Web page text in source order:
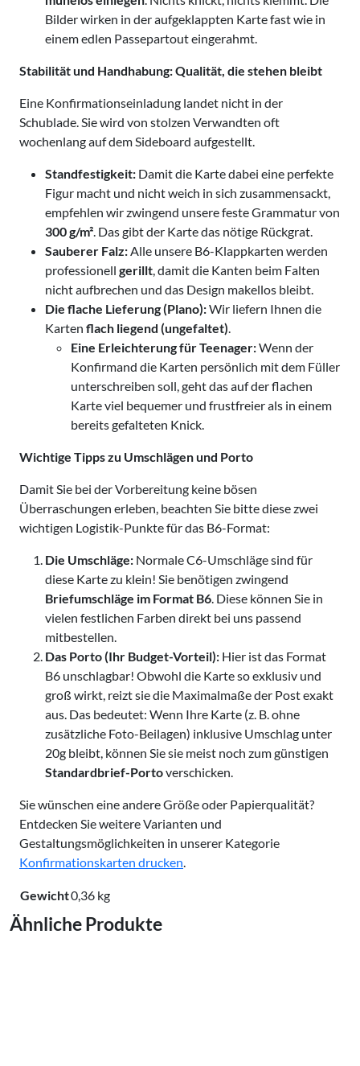
Bilder wirken in der aufgeklappten Karte fast wie in
einem edlen Passepartout eingerahmt.
Stabilität und Handhabung: Qualität, die stehen bleibt
Eine Konfirmationseinladung landet nicht in der
Schublade. Sie wird von stolzen Verwandten oft
wochenlang auf dem Sideboard aufgestellt.
Standfestigkeit: Damit die Karte dabei eine perfekte
Figur macht und nicht weich in sich zusammensackt,
empfehlen wir zwingend unsere feste Grammatur von
300 g/m². Das gibt der Karte das nötige Rückgrat.
Sauberer Falz:Alle unsere B6-Klappkarten werden
professionell gerillt, damit die Kanten beim Falten
nicht aufbrechen und das Design makellos bleibt.
Die flache Lieferung (Plano):Wir liefern Ihnen die
Karten flach liegend (ungefaltet).
Eine Erleichterung für Teenager:Wenn der
Konfirmand die Karten persönlich mit dem Füller
unterschreiben soll, geht das auf der flachen
Karte viel bequemer und frustfreier als in einem
bereits gefalteten Knick.
Wichtige Tipps zu Umschlägen und Porto
Damit Sie bei der Vorbereitung keine bösen
Überraschungen erleben, beachten Sie bitte diese zwei
wichtigen Logistik-Punkte für das B6-Format:
Die Umschläge: Normale C6-Umschläge sind für
diese Karte zu klein! Sie benötigen zwingend
Briefumschläge im Format B6. Diese können Sie in
vielen festlichen Farben direkt bei uns passend
mitbestellen.
Das Porto (Ihr Budget-Vorteil): Hier ist das Format
B6 unschlagbar! Obwohl die Karte so exklusiv und
groß wirkt, reizt sie die Maximalmaße der Post exakt
aus. Das bedeutet: Wenn Ihre Karte (z. B. ohne
zusätzliche Foto-Beilagen) inklusive Umschlag unter
20g bleibt, können Sie sie meist noch zum günstigen
Standardbrief-Portoverschicken.
Sie wünschen eine andere Größe oder Papierqualität?
Entdecken Sie weitere Varianten und
Gestaltungsmöglichkeiten in unserer Kategorie
Konfirmationskarten drucken.
Gewicht0,36 kg
Ähnliche Produkte